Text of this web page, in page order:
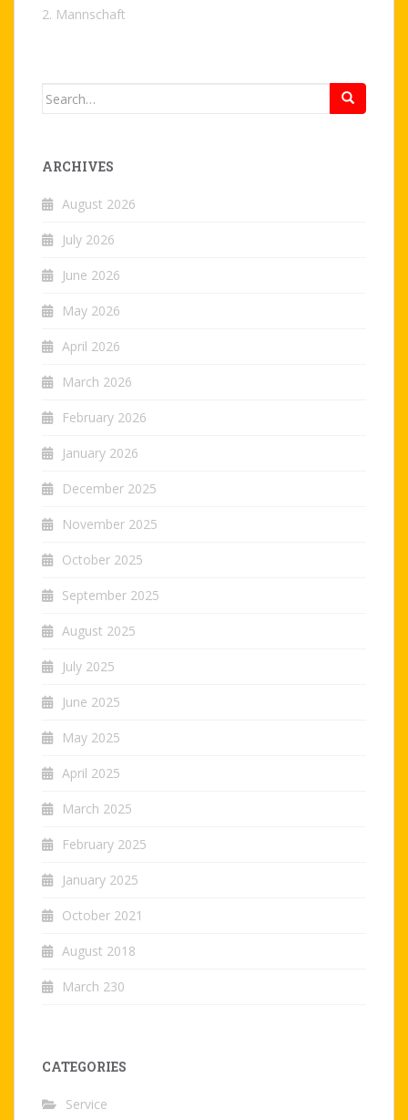
2. Mannschaft
Search
ARCHIVES
August 2026
July 2026
June 2026
May 2026
April 2026
March 2026
February 2026
January 2026
December 2025
November 2025
October 2025
September 2025
August 2025
July 2025
June 2025
May 2025
April 2025
March 2025
February 2025
January 2025
October 2021
August 2018
March 230
CATEGORIES
Service